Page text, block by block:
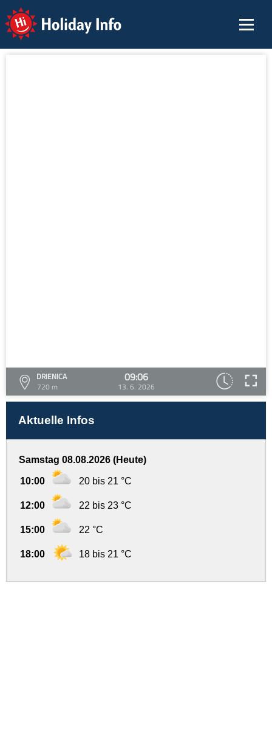
Holiday Info
DRIENICA
720 m
09:06
13. 6. 2026
Aktuelle Infos
Samstag 08.08.2026 (Heute)
10:00 20 bis 21 °C
12:00 22 bis 23 °C
15:00 22 °C
18:00 18 bis 21 °C